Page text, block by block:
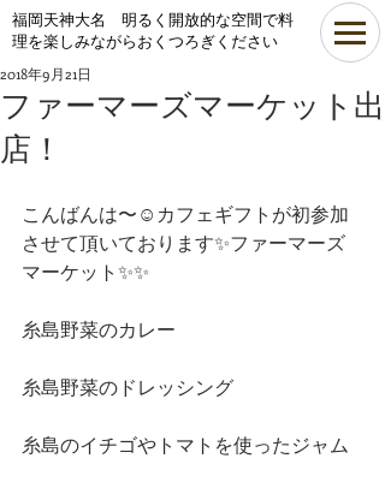
​福岡天神大名 明るく開放的な空間で料
理を楽しみながらおくつろぎください
ファーマーズマーケット出
店！
2018年9月21日
こんばんは〜☺️カフェギフトが初参加
させて頂いております✨ファーマーズ
マーケット✨✨
糸島野菜のカレー
糸島野菜のドレッシング
糸島のイチゴやトマトを使ったジャム